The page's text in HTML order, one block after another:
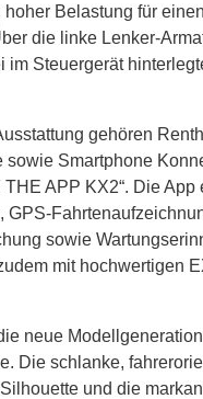
hoher Belastung für
die linke Lenker-
im Steuergerät
gehören
sowie Smartphone
THE APP KX2“. Die
GPS-
sowie
mit hochwertigen
neue
Die schlanke,
und die